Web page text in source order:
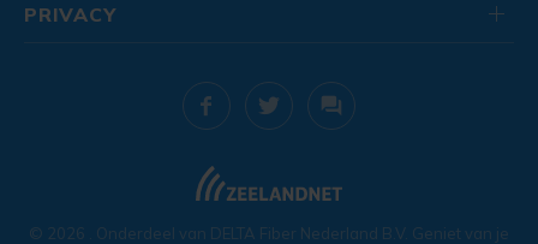
© 2026 . Onderdeel van DELTA Fiber Nederland B.V. Geniet van je
PRIVACY